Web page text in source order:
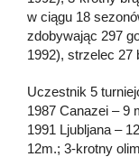
w ciągu 18
zdobywając 297
1992), strzelec 27
Uczestnik 5
1987 Canazei – 9
1991 Ljubljana –
12m.; 3-krotny